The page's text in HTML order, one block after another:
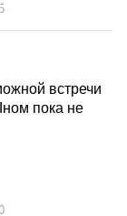
5
встречи
пока не